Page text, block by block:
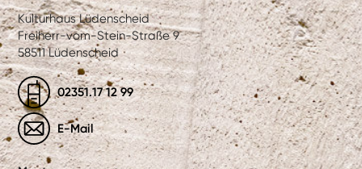
Kulturhaus Lüdenscheid
Freiherr-vom-Stein-Straße 9
58511 Lüdenscheid
02351.17 12 99
E-Mail